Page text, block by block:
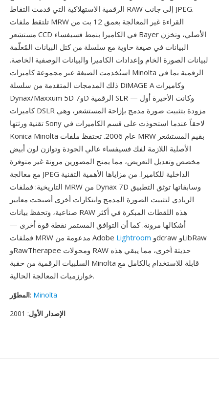
الرقمية الاستهلاكية التي قدمت التقاط RAW إلى جانب JPEG.
تلتقط ملفات MRW القراءة غير المعالجة بعمق 12 بت من
مستشعر CCD في الكاميرا بنمط فسيفساء Bayer الأصلي، وتخزن
البيانات في صيغة حاوية مع سلسلة من كتل البيانات المُعلّمة
لبيانات الصورة الخام وإعدادات الكاميرا والبيانات الوصفية الخاصة.
استُخدمت الصيغة عبر مجموعة كاميرات Minolta الرقمية بما في
ذلك المدمجات المتقدمة من سلسلة DiMAGE A وكاميرات
Dynax/Maxxum 5D و7D الرقمية SLR — وكانت الأخيرة أول
كاميرات DSLR مزودة بتثبيت صورة مدمج بإزاحة المستشعر، وهي
تقنية ورثتها Sony لاحقاً عندما استحوذت على قسم الكاميرات في
Konica Minolta عام 2006. تحتفظ ملفات MRW بقيم المستشعر
الأصلية اللازمة لفك فسيفساء عالي الجودة وتوازن لون أبيض
مخصص وتعديل التعريض، مما يمنح المصورين مرونة غير متوفرة
مع معالجة JPEG الداخلية للكاميرا. من مزاياها الأهمية التقنية
التاريخية: فملفات MRW من Dynax 7D وسابقاتها توثق التطبيق
الريادي لتثبيت الصورة المدمج وابتكارات أخرى أصبحت معايير
صناعية، وتحفظ بيانات RAW هذه اللقطات المبكرة في أكثر
أشكالها مرونة. كما أن التوافق المستمر نقطة قوة أخرى —
فملفات MRW مدعومة من Adobe Lightroom
وRawTherapee ومحولات RAW حديثة أخرى، مما يبقي هذه
السلبيات الرقمية من حقبة Minolta قابلة للاستخدام بالكامل مع
خوارزميات المعالجة الحالية.
المطوّر: Minolta
الإصدار الأول: 2001